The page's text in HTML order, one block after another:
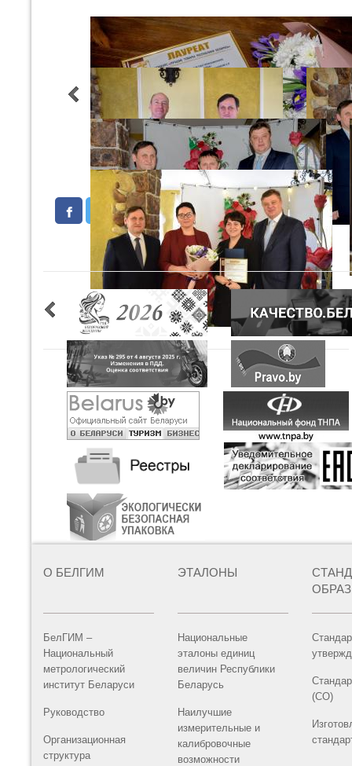
О БЕЛГИМ
БелГИМ –
Национальный
метрологический
институт Беларуси
Руководство
Организационная
структура
ЭТАЛОНЫ
Национальные
эталоны единиц
величин Республики
Беларусь
Наилучшие
измерительные и
калибровочные
возможности
(СО)